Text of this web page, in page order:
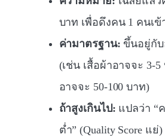
บาท เพื่อดึงคน 1 คนเข้
ค่ามาตรฐาน: ขึ้นอยู่กั
(เช่น เสื้อผ้าอาจจะ 3-
อาจจะ 50-100 บาท)
ถ้าสูงเกินไป: แปลว่า
ต่ำ” (Quality Score แย่